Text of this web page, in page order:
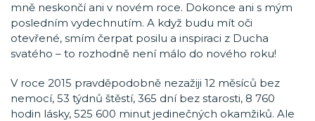
mně neskončí ani v novém roce. Dokonce ani s mým
posledním vydechnutím. A když budu mít oči
otevřené, smím čerpat posilu a inspiraci z Ducha
svatého – to rozhodně není málo do nového roku!
V roce 2015 pravděpodobně nezažiji 12 měsíců bez
nemocí, 53 týdnů štěstí, 365 dní bez starosti, 8 760
hodin lásky, 525 600 minut jedinečných okamžiků. Ale